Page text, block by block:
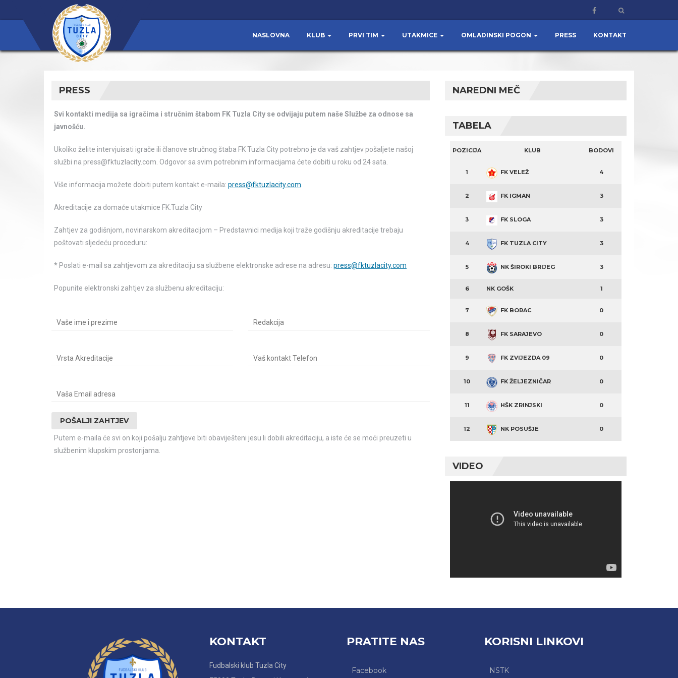
NASLOVNA KLUB PRVI TIM UTAKMICE OMLADINSKI POGON PRESS KONTAKT
PRESS
Svi kontakti medija sa igračima i stručnim štabom FK Tuzla City se odvijaju putem naše Službe za odnose sa
javnošću.
Ukoliko želite intervjuisati igrače ili članove stručnog štaba FK Tuzla City potrebno je da vaš zahtjev pošaljete našoj
službi na press@fktuzlacity.com. Odgovor sa svim potrebnim informacijama ćete dobiti u roku od 24 sata.
Više informacija možete dobiti putem kontakt e-maila: press@fktuzlacity.com
Akreditacije za domaće utakmice FK.Tuzla City
Zahtjev za godišnjom, novinarskom akreditacijom – Predstavnici medija koji traže godišnju akreditacije trebaju
poštovati sljedeću proceduru:
* Poslati e-mail sa zahtjevom za akreditaciju sa službene elektronske adrese na adresu: press@fktuzlacity.com
Popunite elektronski zahtjev za službenu akreditaciju:
Putem e-maila će svi on koji pošalju zahtjeve biti obaviješteni jesu li dobili akreditaciju, a iste će se moći preuzeti u
službenim klupskim prostorijama.
NAREDNI MEČ
TABELA
POZICIJA KLUB BODOVI
1 FK VELEŽ 4
2 FK IGMAN 3
3 FK SLOGA 3
4 FK TUZLA CITY 3
5 NK ŠIROKI BRIJEG 3
6 NK GOŠK 1
7 FK BORAC 0
8 FK SARAJEVO 0
9 FK ZVIJEZDA 09 0
10 FK ŽELJEZNIČAR 0
11 HŠK ZRINJSKI 0
12 NK POSUŠJE 0
VIDEO
KONTAKT
Fudbalski klub Tuzla City
PRATITE NAS
Facebook
KORISNI LINKOVI
NSTK